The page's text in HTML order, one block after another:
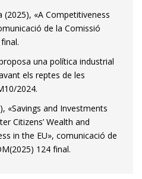
(2025), «A Competitiveness
de la Comissió
una política industrial
els reptes de les
2024.
«Savings and Investments
Citizens’ Wealth and
in the EU», comunicació de
124 final.